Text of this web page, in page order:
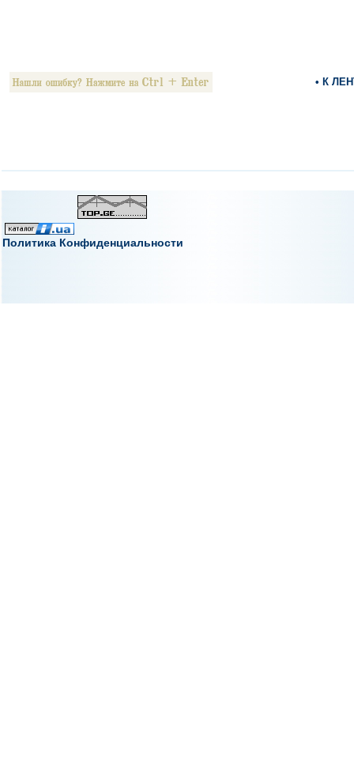
• К
Политика Конфиденциальности